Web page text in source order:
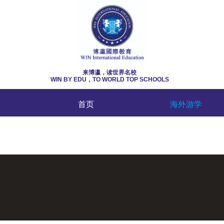
来博瀛，读世界名校
WIN BY EDU， TO WORLD TOP SCHOOLS
首页 海外游学